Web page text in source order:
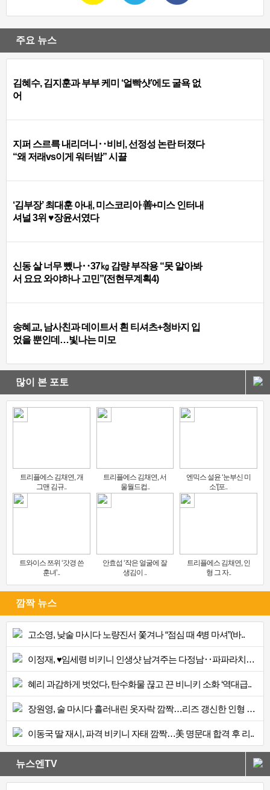
주요 뉴스
김혜수, 김지훈과 부부 케미 ‘얼빡샷’에도 굴욕 없
어
지퍼 스르륵 내리더니‥비비, 선정성 논란 터졌다
“왜 저래vs이게 워터밤” 시끌
‘김부장’ 최대훈 아내, 미스코리아 善+미스 인터내
셔널 3위 ♥장윤서였다
신동 살 너무 뺐나‥37㎏ 감량 부작용 “못 알아봐
서 요요 와야하나 고민”(전현무계획4)
송혜교, 남사친과 데이트서 흰 티셔츠+청바지 입
었을 뿐인데…빛나는 미모
많이 본 포토
트리플에스 김채연, 개
그맨 김규..
트리플에스 김채연, 서
울월드컵..
엔믹스 설윤 ‘눈부신 미
소’[포..
트와이스 쯔위 ‘갓경 쓴
훈녀’..
안효섭 ‘작은 얼굴에 잘
생김이 ..
트리플에스 김채연, 인
형 그 자..
깜짝 뉴스
고소영, 낮술 마시다 노량진서 쫓겨나 “점심 때 4병 마셔”(바..
이정재, ♥임세령 비키니 인생샷 남겨주는 다정남‥파파라치에 ..
혜리 과감하게 벗었다, 탄수화물 끊고 끈 비니키 소화 ‘역대급..
장원영, 술 마시다 흘러내린 옷자락 깜짝…리즈 갱신한 인형 비..
이동국 딸 재시, 파격 비키니 자태 깜짝…美 명문대 합격 후 리..
뉴스엔TV